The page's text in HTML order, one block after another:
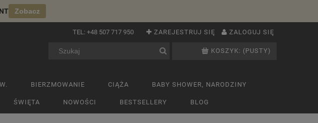
Zobacz
ZAREJESTRUJ SIĘ ZALOGUJ SIĘ
TEL: +48 507 717 950
KOSZYK: (PUSTY)
BIERZMOWANIE CIĄŻA BABY SHOWER, NARODZINY
ŚWIĘTA NOWOŚCI BESTSELLERY BLOG